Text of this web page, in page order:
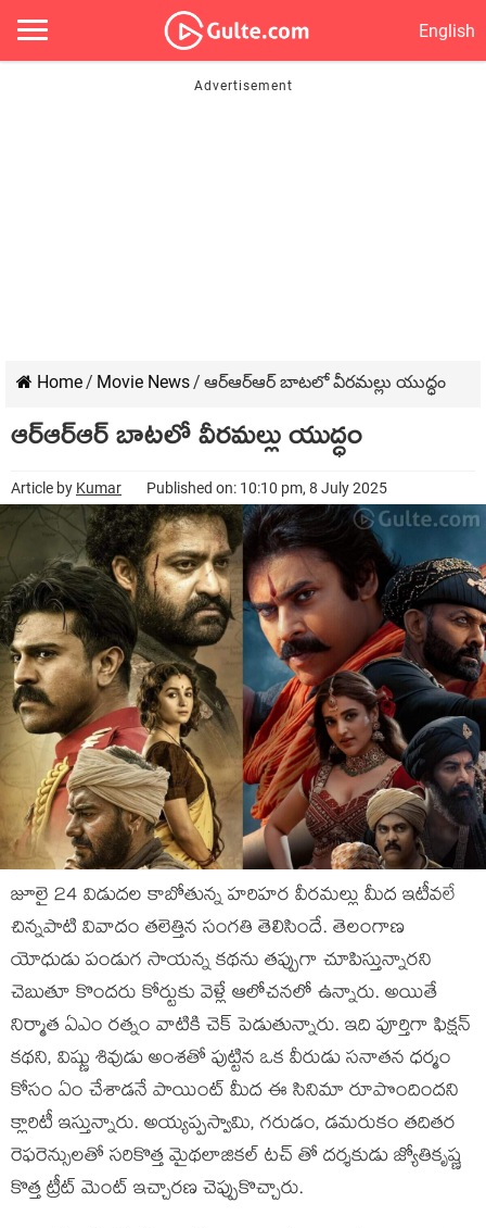
English
Home/ Movie News/ ఆర్ఆర్ఆర్ బాటలో వీరమల్లు యుద్ధం
ఆర్ఆర్ఆర్ బాటలో వీరమల్లు యుద్ధం
Article by Kumar Published on: 10:10 pm, 8 July 2025
జూలై 24 విడుదల కాబోతున్న హరిహర వీరమల్లు మీద ఇటీవలే
చిన్నపాటి వివాదం తలెత్తిన సంగతి తెలిసిందే. తెలంగాణ
యోధుడు పండుగ సాయన్న కథను తప్పుగా చూపిస్తున్నారని
చెబుతూ కొందరు కోర్టుకు వెళ్లే ఆలోచనలో ఉన్నారు. అయితే
నిర్మాత ఏఎం రత్నం వాటికి చెక్ పెడుతున్నారు. ఇది పూర్తిగా ఫిక్షన్
కథని, విష్ణు శివుడు అంశతో పుట్టిన ఒక వీరుడు సనాతన ధర్మం
కోసం ఏం చేశాడనే పాయింట్ మీద ఈ సినిమా రూపొందిందని
క్లారిటీ ఇస్తున్నారు. అయ్యప్పస్వామి, గరుడం, డమరుకం తదితర
రెఫరెన్సులతో సరికొత్త మైథలాజికల్ టచ్ తో దర్శకుడు జ్యోతికృష్ణ
కొత్త ట్రీట్ మెంట్ ఇచ్చారణ చెప్పుకొచ్చారు.